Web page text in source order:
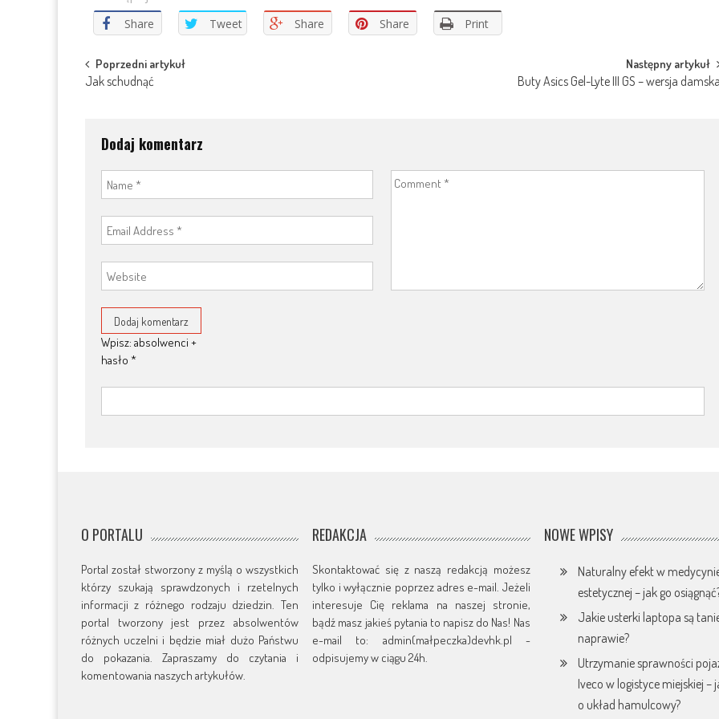
Share
Tweet Share Share Print
Post
Poprzedni artykuł
Jak schudnąć
Następny artykuł
Buty Asics Gel-Lyte III GS – wersja
Dodaj komentarz
Wpisz: absolwenci +
hasło *
O PORTALU
Portal został stworzony z myślą o wszystkich
którzy szukają sprawdzonych i rzetelnych
informacji z różnego rodzaju dziedzin. Ten
portal tworzony jest przez absolwentów
różnych uczelni i będzie miał dużo Państwu
do pokazania. Zapraszamy do czytania i
komentowania naszych artykułów.
REDAKCJA
Skontaktować się z naszą redakcją możesz
tylko i wyłącznie poprzez adres e-mail. Jeżeli
interesuje Cię reklama na naszej stronie,
bądź masz jakieś pytania to napisz do Nas! Nas
e-mail to: admin(małpeczka)devhk.pl -
odpisujemy w ciągu 24h.
NOWE WPISY
Naturalny efekt w
estetycznej – jak go
Jakie usterki laptopa są
naprawie?
Utrzymanie sprawności
Iveco w logistyce miejskiej –
o układ hamulcowy?